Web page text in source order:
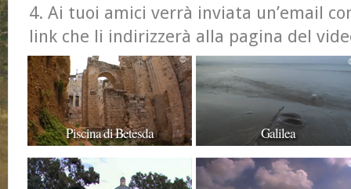
Ai tuoi amici verrà inviata un’email
link che li indirizzerà alla pagina del
Piscina di Betesda Galilea